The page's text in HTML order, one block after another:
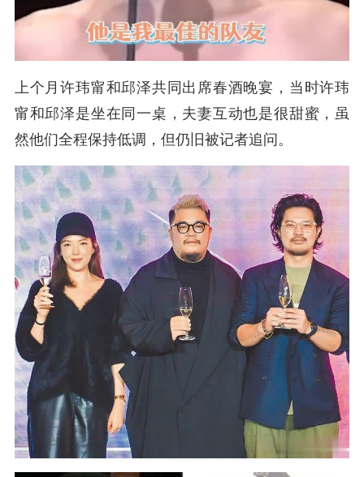
上个月许玮甯和邱泽共同出席春酒晚宴，当时许玮
甯和邱泽是坐在同一桌，夫妻互动也是很甜蜜，虽
然他们全程保持低调，但仍旧被记者追问。